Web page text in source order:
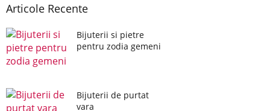
Articole Recente
Bijuterii si pietre
pentru zodia gemeni
Bijuterii de purtat
vara